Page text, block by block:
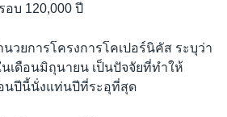
บ 120,000 ปี
วยการโครงการโคเปอร์นิคัส ระบุว่า
เดือนมิถุนายน เป็นปัจจัยที่ทำให้
นปีนี้นั่งแท่นปีที่ระอุที่สุด